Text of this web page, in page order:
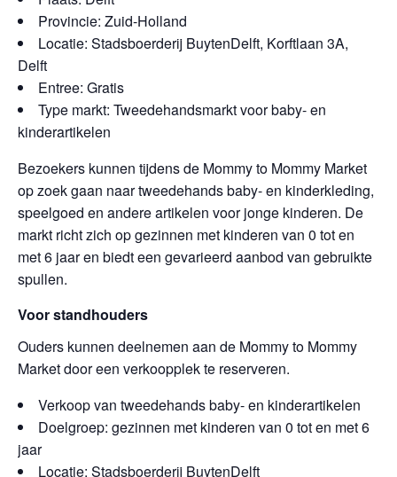
Provincie: Zuid-Holland
Locatie: Stadsboerderij BuytenDelft, Korftlaan 3A,
Delft
Entree: Gratis
Type markt: Tweedehandsmarkt voor baby- en
kinderartikelen
Bezoekers kunnen tijdens de Mommy to Mommy Market
op zoek gaan naar tweedehands baby- en kinderkleding,
speelgoed en andere artikelen voor jonge kinderen. De
markt richt zich op gezinnen met kinderen van 0 tot en
met 6 jaar en biedt een gevarieerd aanbod van gebruikte
spullen.
Voor standhouders
Ouders kunnen deelnemen aan de Mommy to Mommy
Market door een verkoopplek te reserveren.
Verkoop van tweedehands baby- en kinderartikelen
Doelgroep: gezinnen met kinderen van 0 tot en met 6
jaar
Locatie: Stadsboerderij BuytenDelft